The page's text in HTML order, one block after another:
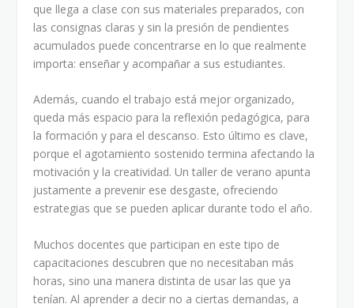
que llega a clase con sus materiales preparados, con
las consignas claras y sin la presión de pendientes
acumulados puede concentrarse en lo que realmente
importa: enseñar y acompañar a sus estudiantes.
Además, cuando el trabajo está mejor organizado,
queda más espacio para la reflexión pedagógica, para
la formación y para el descanso. Esto último es clave,
porque el agotamiento sostenido termina afectando la
motivación y la creatividad. Un taller de verano apunta
justamente a prevenir ese desgaste, ofreciendo
estrategias que se pueden aplicar durante todo el año.
Muchos docentes que participan en este tipo de
capacitaciones descubren que no necesitaban más
horas, sino una manera distinta de usar las que ya
tenían. Al aprender a decir no a ciertas demandas, a